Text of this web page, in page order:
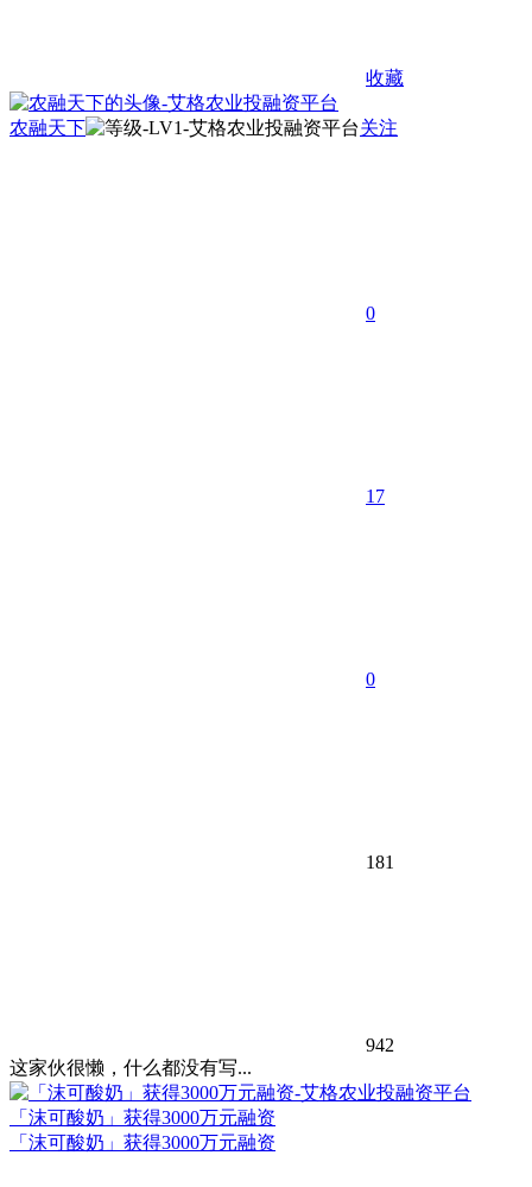
收藏
农融天下 关注
0
17
0
181
942
这家伙很懒，什么都没有写...
「沫可酸奶」获得3000万元融资
「沫可酸奶」获得3000万元融资